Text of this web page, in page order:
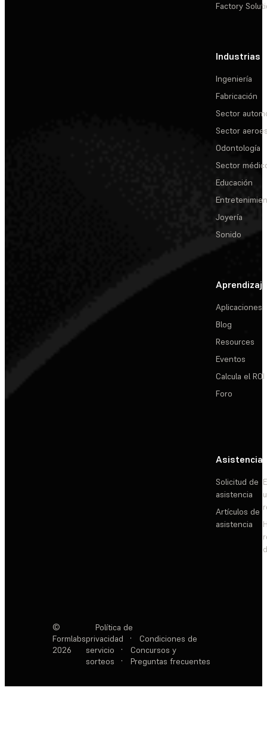
Factory
Industrias
Ingeniería
Fabricación
Sector
Sector
Odontología
Sector
Educación
Joyería
Sonido
Aprendizaje
Aplicaciones
Blog
Resources
Eventos
Calcula el ROI
Foro
Asistencia
Solicitud de
asistencia
Artículos de
asistencia
©
Formlabs
2026
Política de
privacidad
·
Condiciones de
servicio
·
Concursos y
sorteos
· Preguntas frecuentes